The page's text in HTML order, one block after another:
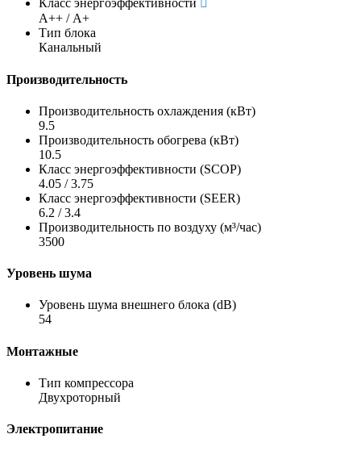
Класс энергоэффективности
А++ / А+
Тип блока
Канальный
Производительность
Производительность охлаждения (кВт)
9.5
Производительность обогрева (кВт)
10.5
Класс энергоэффективности (SCOP)
4.05 / 3.75
Класс энергоэффективности (SEER)
6.2 / 3.4
Производительность по воздуху (м³/час)
3500
Уровень шума
Уровень шума внешнего блока (dB)
54
Монтажные
Тип компрессора
Двухроторный
Электропитание